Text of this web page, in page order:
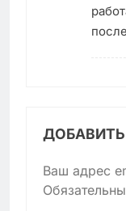
Ваш адрес